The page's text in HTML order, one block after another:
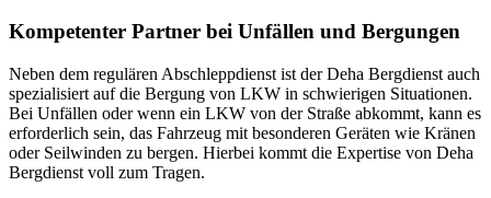
Kompetenter Partner bei Unfällen und Bergungen
Neben dem regulären Abschleppdienst ist der Deha Bergdienst auch
spezialisiert auf die Bergung von LKW in schwierigen Situationen.
Bei Unfällen oder wenn ein LKW von der Straße abkommt, kann es
erforderlich sein, das Fahrzeug mit besonderen Geräten wie Kränen
oder Seilwinden zu bergen. Hierbei kommt die Expertise von Deha
Bergdienst voll zum Tragen.